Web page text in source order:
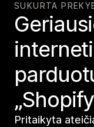
SUKURTA
Pritaikyta